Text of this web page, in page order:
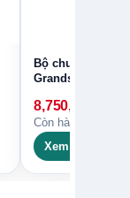
Bộ chuyển đổi
Grandstream
8,750,000
Còn hàng
Xem chi tiết